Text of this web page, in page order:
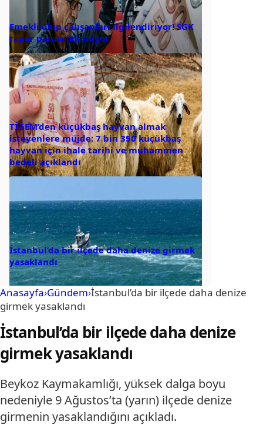
Emekli olup çalışanları ilgilendiriyor! SGK
rapor parası ödemiyor
TİGEM’den küçükbaş hayvan almak
isteyenlere müjde: 7 bin 350 küçükbaş
hayvan için ihale tarihi ve muhammen
bedeli açıklandı
İstanbul’da bir ilçede daha denize girmek
yasaklandı
Anasayfa›Gündem›İstanbul’da bir ilçede daha denize
girmek yasaklandı
İstanbul’da bir ilçede daha denize
girmek yasaklandı
Beykoz Kaymakamlığı, yüksek dalga boyu
nedeniyle 9 Ağustos’ta (yarın) ilçede denize
girmenin yasaklandığını açıkladı.